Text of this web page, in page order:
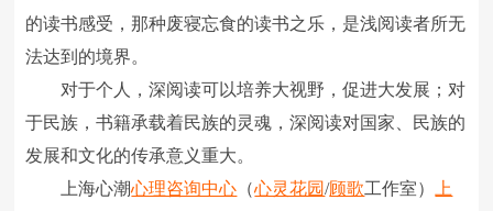
的读书感受，那种废寝忘食的读书之乐，是浅阅读者所无
法达到的境界。
对于个人，深阅读可以培养大视野，促进大发展；对
于民族，书籍承载着民族的灵魂，深阅读对国家、民族的
发展和文化的传承意义重大。
上海心潮心理咨询中心 （心灵花园/顾歌工作室）
上